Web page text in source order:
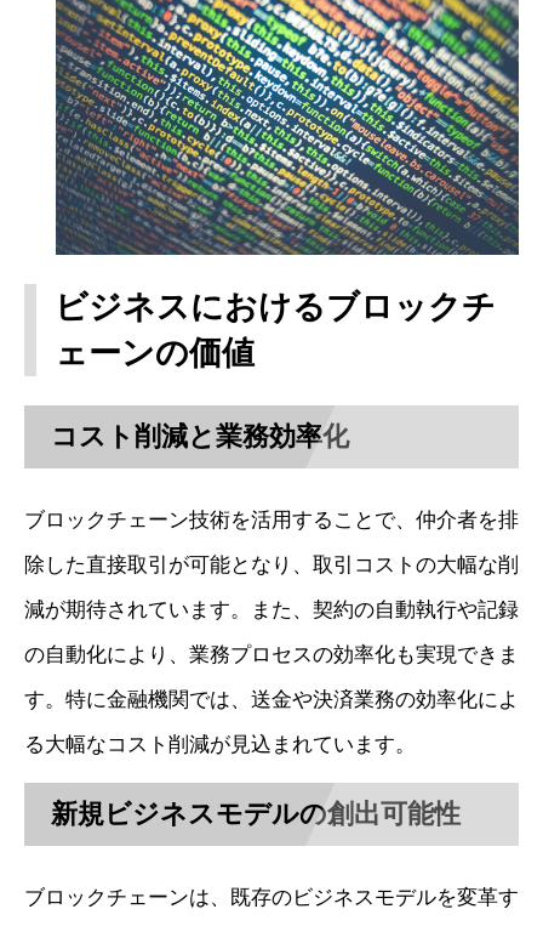
ビジネスにおけるブロックチ
ェーンの価値
コスト削減と業務効率化
ブロックチェーン技術を活用することで、仲介者を排
除した直接取引が可能となり、取引コストの大幅な削
減が期待されています。また、契約の自動執行や記録
の自動化により、業務プロセスの効率化も実現できま
す。特に金融機関では、送金や決済業務の効率化によ
る大幅なコスト削減が見込まれています。
新規ビジネスモデルの創出可能性
ブロックチェーンは、既存のビジネスモデルを変革す